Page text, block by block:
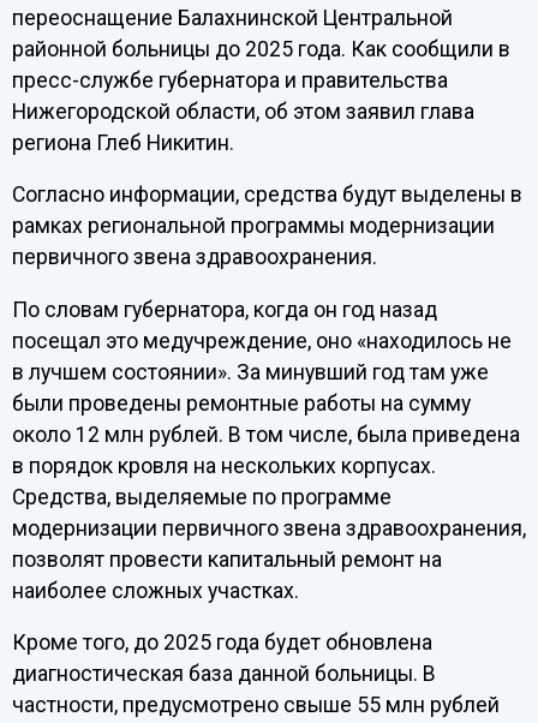
переоснащение Балахнинской Центральной
районной больницы до 2025 года. Как сообщили в
пресс-службе губернатора и правительства
Нижегородской области, об этом заявил глава
региона Глеб Никитин.
Согласно информации, средства будут выделены в
рамках региональной программы модернизации
первичного звена здравоохранения.
По словам губернатора, когда он год назад
посещал это медучреждение, оно «находилось не
в лучшем состоянии». За минувший год там уже
были проведены ремонтные работы на сумму
около 12 млн рублей. В том числе, была приведена
в порядок кровля на нескольких корпусах.
Средства, выделяемые по программе
модернизации первичного звена здравоохранения,
позволят провести капитальный ремонт на
наиболее сложных участках.
Кроме того, до 2025 года будет обновлена
диагностическая база данной больницы. В
частности, предусмотрено свыше 55 млн рублей